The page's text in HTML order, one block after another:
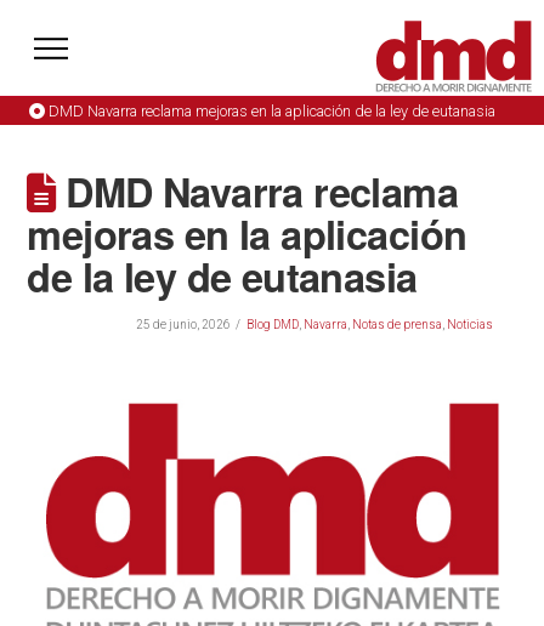
DMD Navarra reclama mejoras en la aplicación de la ley de eutanasia
DMD Navarra reclama
mejoras en la aplicación
de la ley de eutanasia
25 de junio, 2026 Blog DMD, Navarra Notas de prensa Noticias